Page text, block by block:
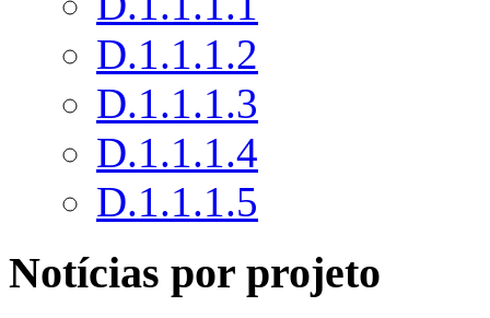
D.1.1.1.2
D.1.1.1.3
D.1.1.1.4
D.1.1.1.5
Notícias por projeto